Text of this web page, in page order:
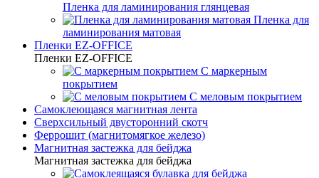
Пленка для ламинирования глянцевая
Пленка для
ламинирования матовая
Пленки EZ-OFFICE
Пленки EZ-OFFICE
С маркерным
покрытием
С меловым покрытием
Самоклеющаяся магнитная лента
Сверхсильный двусторонний скотч
Феррошит (магнитомягкое железо)
Магнитная застежка для бейджа
Магнитная застежка для бейджа